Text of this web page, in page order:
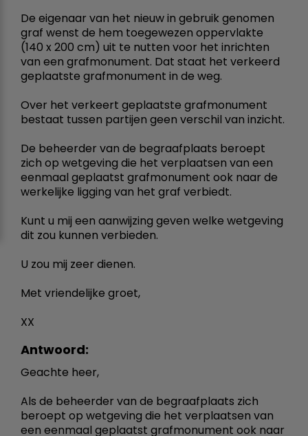
De eigenaar van het nieuw in gebruik genomen
graf wenst de hem toegewezen oppervlakte
(140 x 200 cm) uit te nutten voor het inrichten
van een grafmonument. Dat staat het verkeerd
geplaatste grafmonument in de weg.
Over het verkeert geplaatste grafmonument
bestaat tussen partijen geen verschil van inzicht.
De beheerder van de begraafplaats beroept
zich op wetgeving die het verplaatsen van een
eenmaal geplaatst grafmonument ook naar de
werkelijke ligging van het graf verbiedt.
Kunt u mij een aanwijzing geven welke wetgeving
dit zou kunnen verbieden.
U zou mij zeer dienen.
Met vriendelijke groet,
XX
Antwoord:
Geachte heer,
Als de beheerder van de begraafplaats zich
beroept op wetgeving die het verplaatsen van
een eenmaal geplaatst grafmonument ook naar